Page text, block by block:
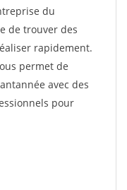
du
de trouver des
rapidement.
permet de
avec des
pour